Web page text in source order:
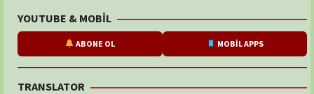
YOUTUBE & MOBİL
ABONE OL MOBİL APPS
TRANSLATOR